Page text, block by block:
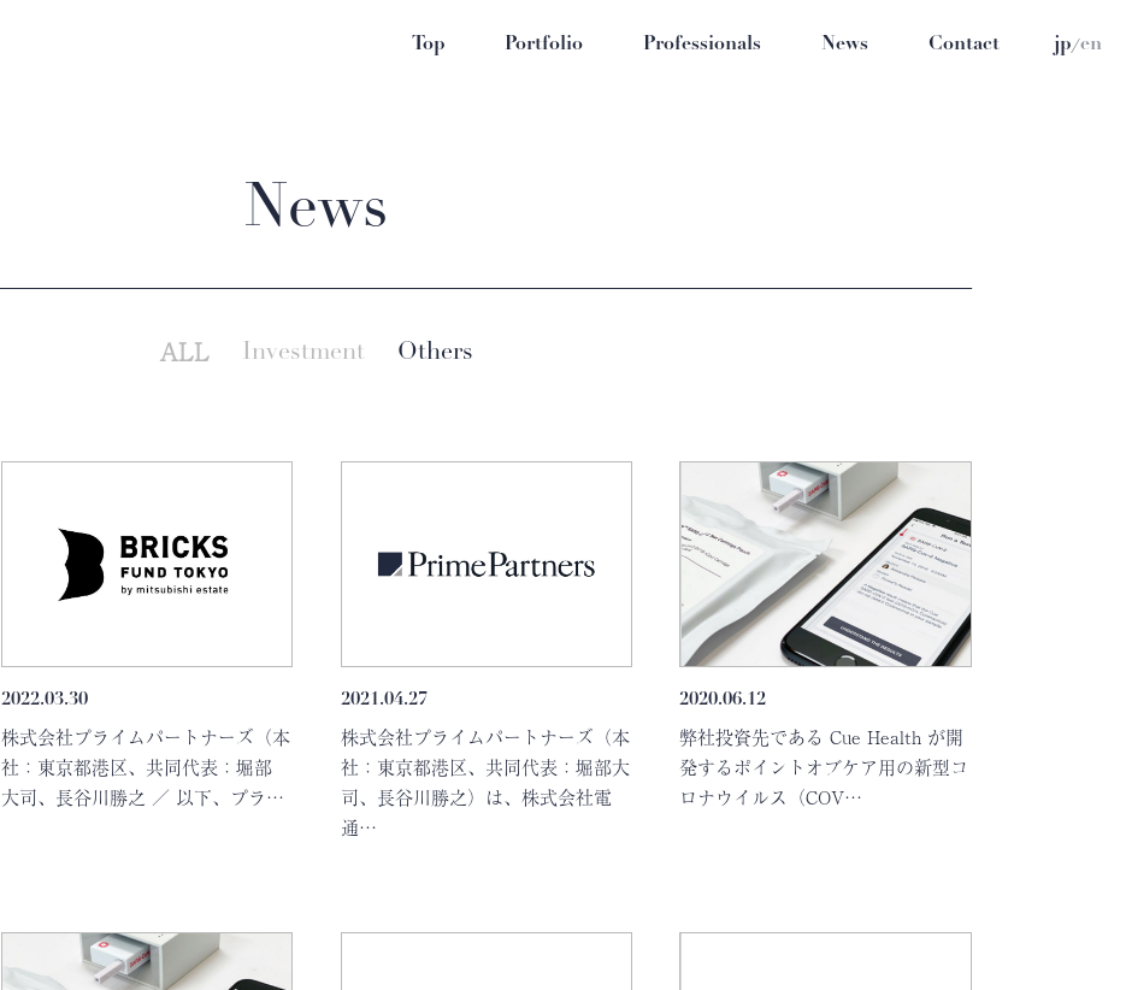
Top Portfolio Professionals News Contact jp/en
News
ALL Investment Others
2022.03.30
株式会社プライムパートナーズ（本
社：東京都港区、共同代表：堀部
大司、長谷川勝之 ／ 以下、プラ…
2021.04.27
株式会社プライムパートナーズ（本
社：東京都港区、共同代表：堀部大
司、長谷川勝之）は、株式会社電
通…
2020.06.12
弊社投資先である Cue Health が開
発するポイントオブケア用の新型コ
ロナウイルス（COV…